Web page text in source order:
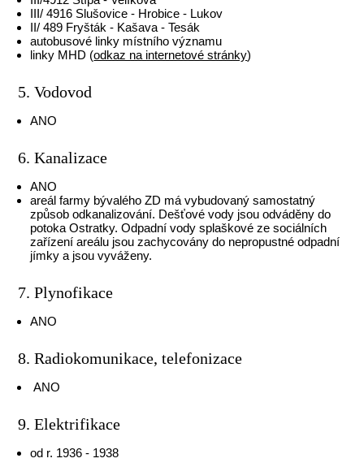
III/ 4916 Slušovice - Hrobice - Lukov
II/ 489 Fryšták - Kašava - Tesák
autobusové linky místního významu
linky MHD (odkaz na internetové stránky)
5. Vodovod
ANO
6. Kanalizace
ANO
areál farmy bývalého ZD má vybudovaný samostatný
způsob odkanalizování. Dešťové vody jsou odváděny do
potoka Ostratky. Odpadní vody splaškové ze sociálních
zařízení areálu jsou zachycovány do nepropustné odpadní
jímky a jsou vyváženy.
7. Plynofikace
ANO
8. Radiokomunikace, telefonizace
ANO
9. Elektrifikace
od r. 1936 - 1938